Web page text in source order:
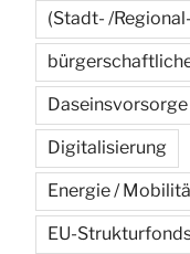
(Stadt- /
Daseinsvorsorge
Digitalisierung
Energie /
EU-